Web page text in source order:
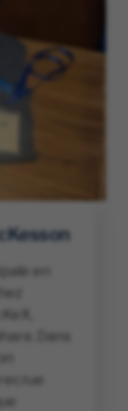
en
Dans